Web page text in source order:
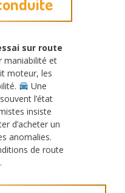
sur route
maniabilité et
moteur, les
Une
l’état
insiste
d’acheter un
anomalies.
de route